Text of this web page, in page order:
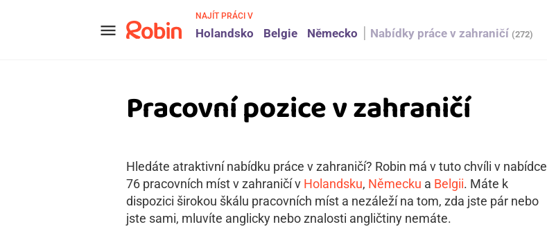
menu
NAJÍT PRÁCI V
Holandsko Belgie Německo Nabídky práce v zahraničí (272)
Pracovní pozice v zahraničí
Hledáte atraktivní nabídku práce v zahraničí? Robin má v tuto chvíli v nabídce
76 pracovních míst v zahraničí v Holandsku, Německu a Belgii. Máte k
dispozici širokou škálu pracovních míst a nezáleží na tom, zda jste pár nebo
jste sami, mluvíte anglicky nebo znalosti angličtiny nemáte.